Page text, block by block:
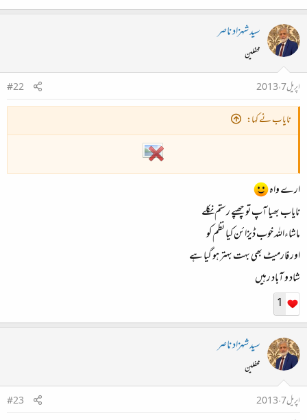
سید شہزاد ناصر
محفلین
اپریل 7، 2013
#22
نایاب نے کہا:
ارے واہ
نایاب بھیا آپ تو چھپے رستم نکلے
ماشاءاللہ خوب ڈیزائن کیا نظم کو
اور فارمیٹ بھی بہت بہتر ہو گیا ہے
شاد و آباد رہیں
1
سید شہزاد ناصر
محفلین
اپریل 7، 2013
#23